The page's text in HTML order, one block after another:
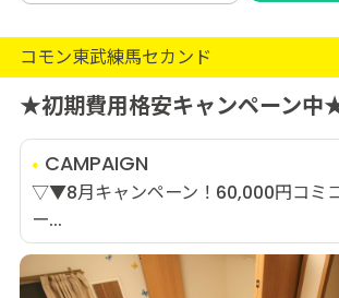
コモン東武練馬セカンド
★初期費用格安キャンペーン中
CAMPAIGN
▽▼8月キャンペーン！60,000円コミ
ー...